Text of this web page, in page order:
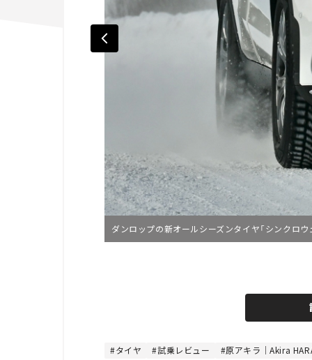
ダンロップの新オールシーズンタイヤ「シンクロウ
4
.
タイヤ 試乗レビュー 原アキラ｜Akira